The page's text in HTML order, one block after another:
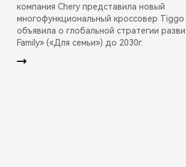
компания Chery представила новый
многофункциональный кроссовер Tiggo
объявила о глобальной стратегии
Family» («Для семьи») до 2030г.